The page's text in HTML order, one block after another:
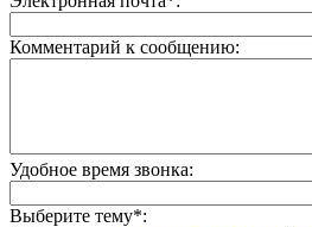
Комментарий к сообщению:
Удобное время звонка:
Выберите тему*: